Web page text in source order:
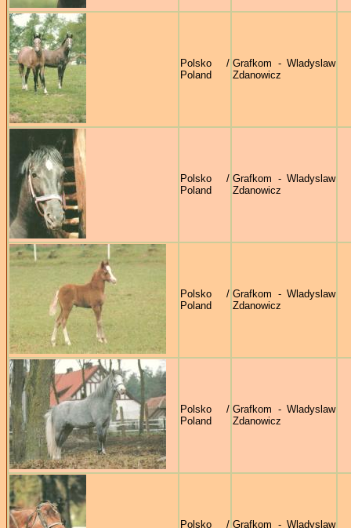
Polsko /
Poland
Grafkom - Wladyslaw
Zdanowicz
Polsko /
Poland
Grafkom - Wladyslaw
Zdanowicz
Polsko /
Poland
Grafkom - Wladyslaw
Zdanowicz
Polsko /
Poland
Grafkom - Wladyslaw
Zdanowicz
Polsko / Grafkom - Wladyslaw